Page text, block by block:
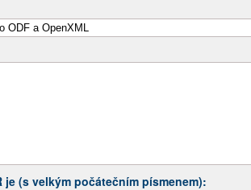
je (s velkým počátečním písmenem):